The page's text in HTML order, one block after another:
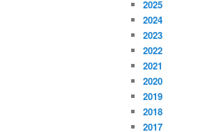
2025
2024
2023
2022
2021
2020
2019
2018
2017